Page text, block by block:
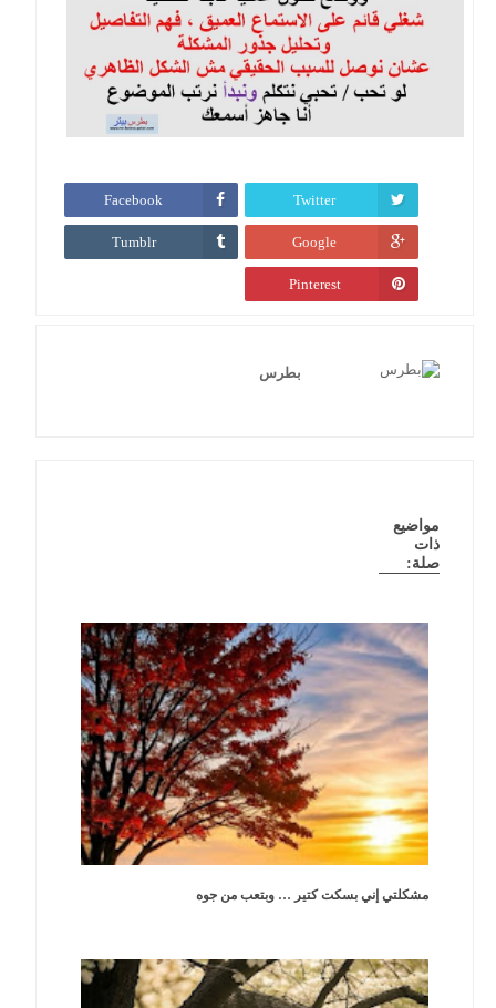
Twitter
Facebook
Google
Tumblr
Pinterest
بطرس
مواضيع
ذات
صلة:
مشكلتي إني بسكت كتير … وبتعب من جوه